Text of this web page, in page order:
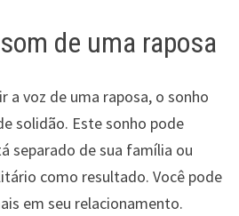
de uma raposa
a voz de uma raposa, o sonho
solidão. Este sonho pode
separado de sua família ou
como resultado. Você pode
em seu relacionamento.